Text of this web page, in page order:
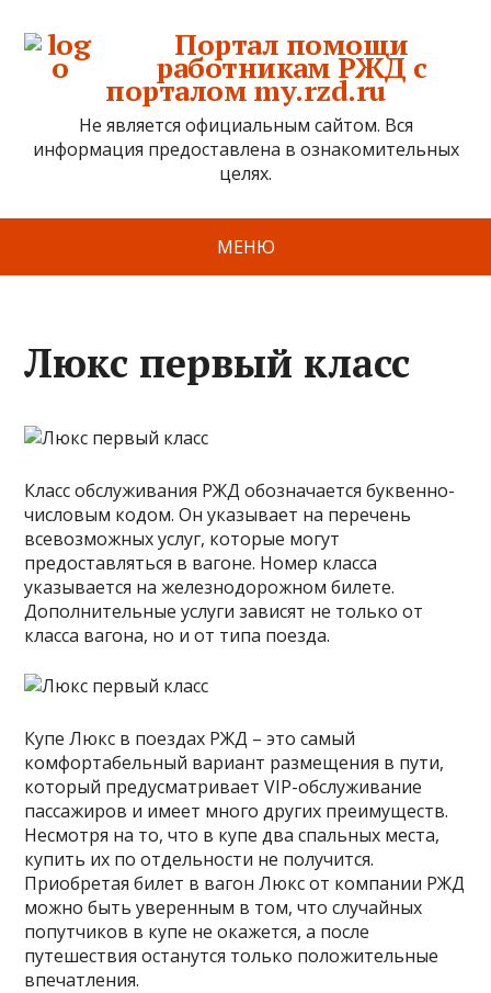
Портал помощи
работникам РЖД с
порталом my.rzd.ru
Не является официальным сайтом. Вся
информация предоставлена в ознакомительных
целях.
МЕНЮ
Люкс первый класс
Класс обслуживания РЖД обозначается буквенно-
числовым кодом. Он указывает на перечень
всевозможных услуг, которые могут
предоставляться в вагоне. Номер класса
указывается на железнодорожном билете.
Дополнительные услуги зависят не только от
класса вагона, но и от типа поезда.
Купе Люкс в поездах РЖД – это самый
комфортабельный вариант размещения в пути,
который предусматривает VIP-обслуживание
пассажиров и имеет много других преимуществ.
Несмотря на то, что в купе два спальных места,
купить их по отдельности не получится.
Приобретая билет в вагон Люкс от компании РЖД
можно быть уверенным в том, что случайных
попутчиков в купе не окажется, а после
путешествия останутся только положительные
впечатления.